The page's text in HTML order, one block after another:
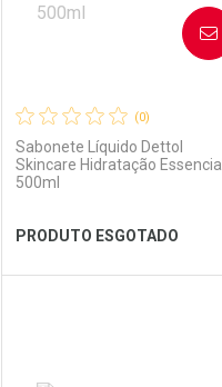
Ver Desconto Convênio
(0)
Sabonete Líquido Dettol
Skincare Hidratação Essencial
500ml
PRODUTO ESGOTADO
AVISE-ME